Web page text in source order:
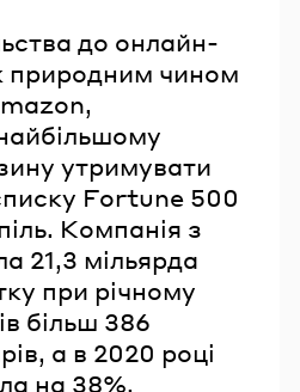
до онлайн-
природним чином
утримувати
Fortune 500
Компанія з
21,3 мільярда
при річному
більш 386
а в 2020 році
на 38%.